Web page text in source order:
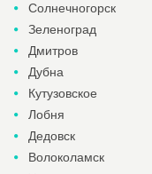
Солнечногорск
Зеленоград
Дмитров
Дубна
Кутузовское
Лобня
Дедовск
Волоколамск